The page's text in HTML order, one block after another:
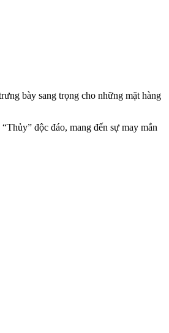
bày sang trọng cho những mặt hàng
độc đáo, mang đến sự may mắn